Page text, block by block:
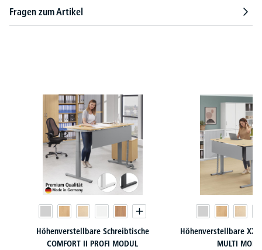
Fragen zum Artikel
Höhenverstellbare Schreibtische
COMFORT II PROFI MODUL
Höhenverstellbare
MULTI